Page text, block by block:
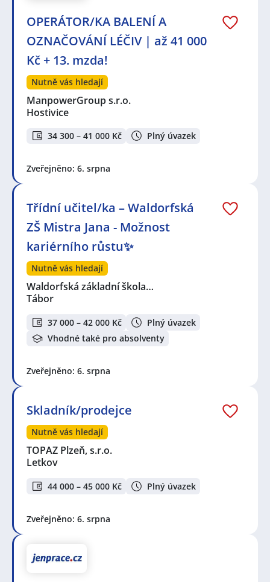
OPERÁTOR/KA BALENÍ A
OZNAČOVÁNÍ LÉČIV | až 41 000
Kč + 13. mzda!
Nutně vás hledají
ManpowerGroup s.r.o.
Hostivice
34 300 – 41 000 Kč Plný úvazek
Zveřejněno: 6. srpna
Třídní učitel/ka – Waldorfská
ZŠ Mistra Jana - Možnost
kariérního růstu✨
Nutně vás hledají
Waldorfská základní škola…
Tábor
37 000 – 42 000 Kč
Plný úvazek
Vhodné také pro absolventy
Zveřejněno: 6. srpna
Skladník/prodejce
Nutně vás hledají
TOPAZ Plzeň, s.r.o.
Letkov
44 000 – 45 000 Kč Plný úvazek
Zveřejněno: 6. srpna